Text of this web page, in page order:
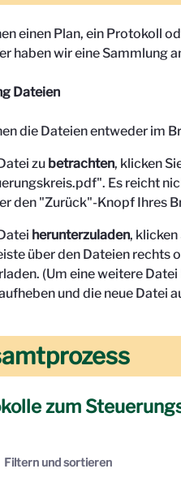
einen Plan, ein Protokoll
haben wir eine Sammlung
Dateien
die Dateien entweder im
zu betrachten, klicken
Es reicht
den "Zurück"-Knopf Ihres
herunterzuladen, klicken
über den Dateien rechts
(Um eine weitere
und die neue Datei
zum
auswählen
Filtern und sortieren